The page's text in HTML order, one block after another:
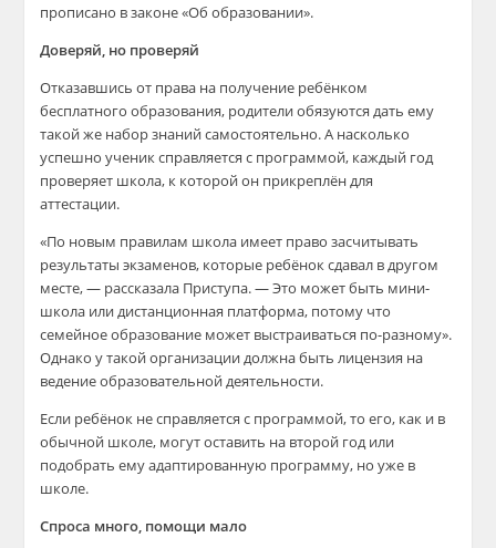
прописано в законе «Об образовании».
Доверяй, но проверяй
Отказавшись от права на получение ребёнком
бесплатного образования, родители обязуются дать ему
такой же набор знаний самостоятельно. А насколько
успешно ученик справляется с программой, каждый год
проверяет школа, к которой он прикреплён для
аттестации.
«По новым правилам школа имеет право засчитывать
результаты экзаменов, которые ребёнок сдавал в другом
месте, — рассказала Приступа. — Это может быть мини-
школа или дистанционная платформа, потому что
семейное образование может выстраиваться по-разному».
Однако у такой организации должна быть лицензия на
ведение образовательной деятельности.
Если ребёнок не справляется с программой, то его, как и в
обычной школе, могут оставить на второй год или
подобрать ему адаптированную программу, но уже в
школе.
Спроса много, помощи мало